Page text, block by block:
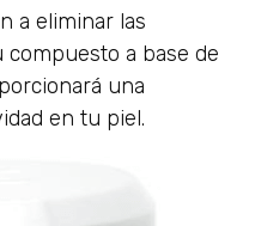
a eliminar las
a base de
una
en tu piel.